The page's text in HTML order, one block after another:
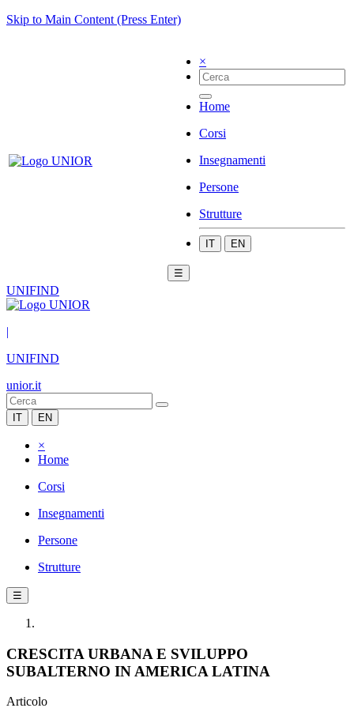
Skip to Main Content (Press Enter)
×
Home
Corsi
Insegnamenti
Persone
Strutture
IT EN
☰
UNIFIND
|
UNIFIND
unior.it
IT EN
×
Home
Corsi
Insegnamenti
Persone
Strutture
☰
CRESCITA URBANA E SVILUPPO
SUBALTERNO IN AMERICA LATINA
Articolo